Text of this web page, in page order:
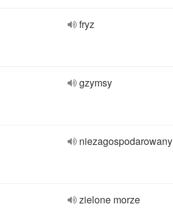
fryz
gzymsy
niezagospodarowany
zielone morze